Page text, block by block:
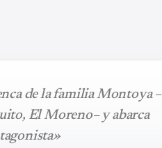
de la familia Montoya –
El Moreno– y abarca